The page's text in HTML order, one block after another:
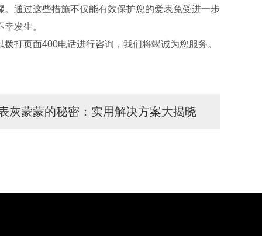
通过这些措施不仅能有效保护您的爱表免受进一步
发生。
打页面400电话进行咨询，我们将竭诚为您服务。
灰蒙蒙的秘密：实用解决方案大揭晓